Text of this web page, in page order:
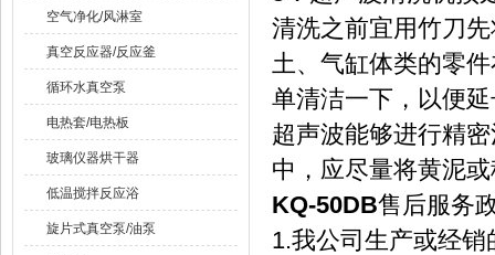
空气净化/风淋室
真空反应器/反应釜
循环水真空泵
电热套/电热板
玻璃仪器烘干器
低温搅拌反应浴
旋片式真空泵/油泵
清洗之前宜用竹刀
土、气缸体类的零
单清洁一下，以便
超声波能够进行精
中，应尽量将黄泥
KQ-50DB售后服务
1.我公司生产或经